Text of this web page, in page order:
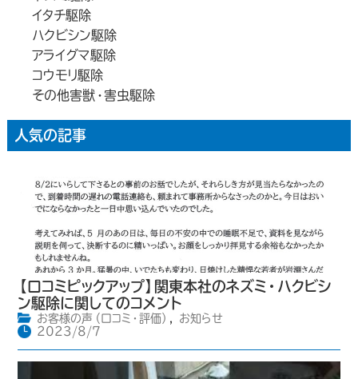
イタチ駆除
ハクビシン駆除
アライグマ駆除
コウモリ駆除
その他害獣・害虫駆除
人気の記事
【口コミピックアップ】関東本社のネズミ・ハクビシ
ン駆除に関してのコメント
お客様の声（口コミ・評価）
お知らせ
2023/8/7